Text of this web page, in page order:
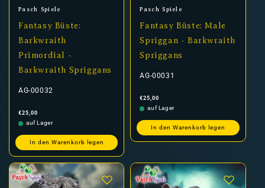
Anbieter:
Pasch Spiele
Fantasy Büste:
Barkwraith
Primordial -
Barkwraith Spriggans
AG-00032
Normaler
Preis
€25,00
auf Lager
In den Warenkorb legen
Anbieter:
Pasch Spiele
Fantasy Büste: Male
Spriggan - Barkwraith
Spriggans
AG-00031
Normaler
Preis
€25,00
auf Lager
In den Warenkorb legen